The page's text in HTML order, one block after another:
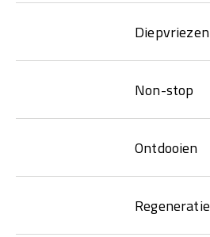
Diepvriezen
Non-stop
Ontdooien
Regeneratie